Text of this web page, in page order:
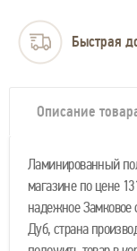
Быстрая
Описание
Ламинированный
магазине по цене
надежное Замковое
Дуб, страна